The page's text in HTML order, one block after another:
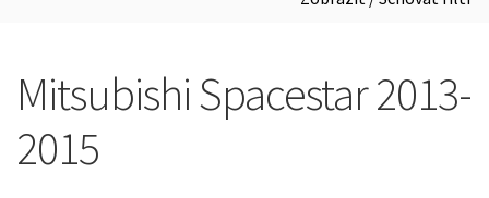
Mitsubishi Spacestar 2013-
2015